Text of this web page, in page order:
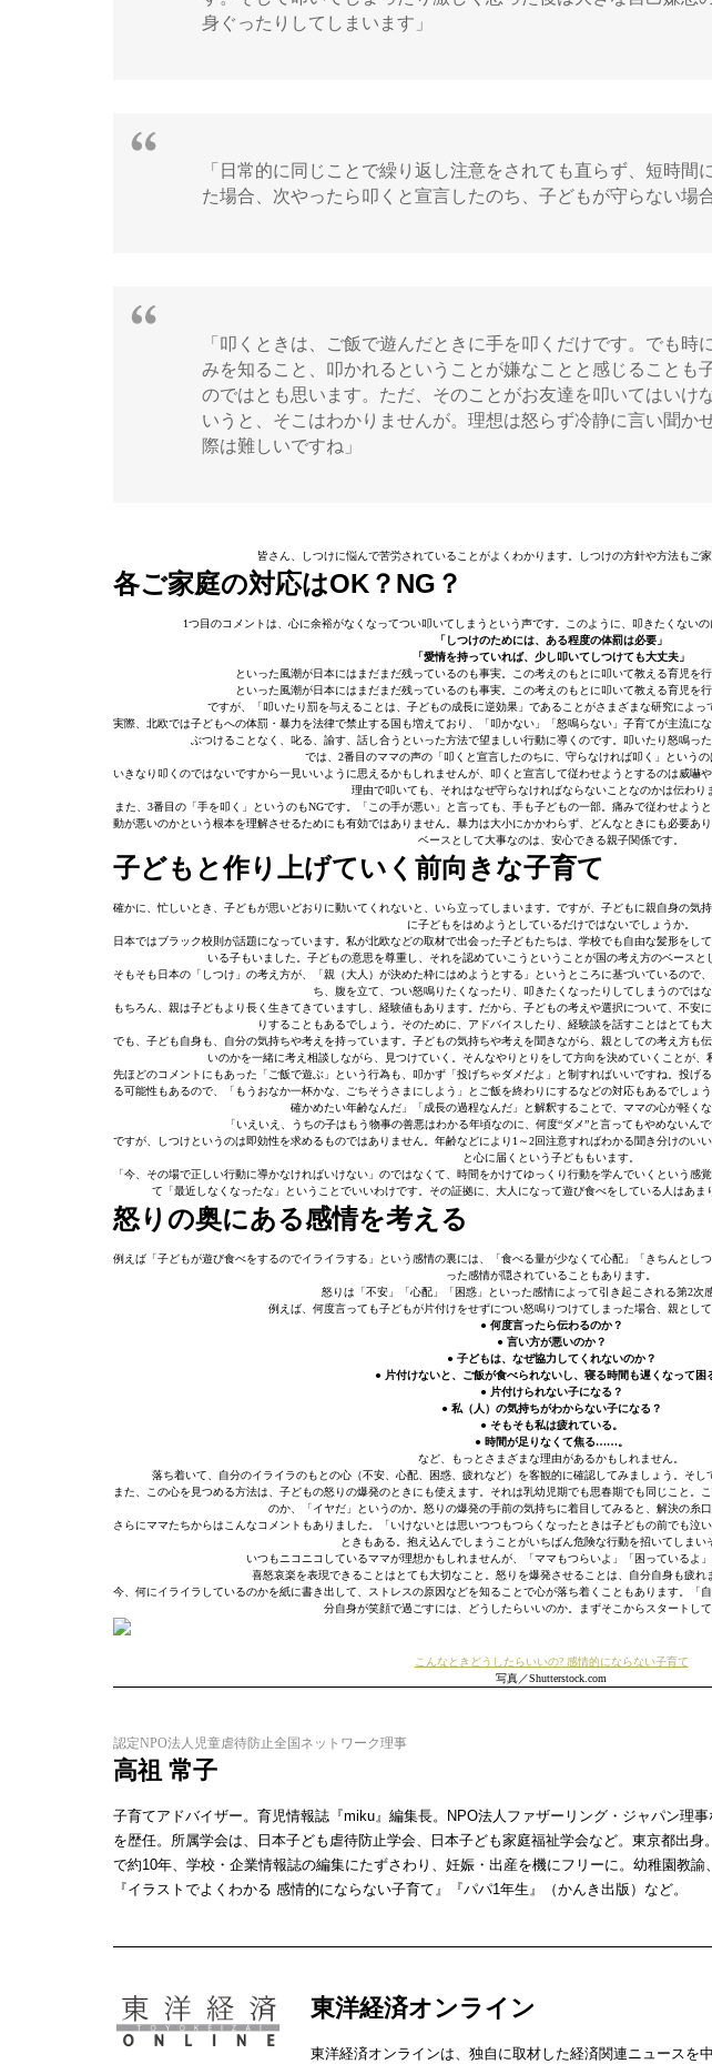
身ぐったりしてしまいます」
「日常的に同じことで繰り返し注意をされても直らず、短時間
た場合、次やったら叩くと宣言したのち、子どもが守らない場
「叩くときは、ご飯で遊んだときに手を叩くだけです。でも時
みを知ること、叩かれるということが嫌なことと感じることも
のではとも思います。ただ、そのことがお友達を叩いてはいけ
いうと、そこはわかりませんが。理想は怒らず冷静に言い聞か
際は難しいですね」
皆さん、しつけに悩んで苦労されていることがよくわかります。しつけの方針や方法もご
各ご家庭の対応はOK？NG？
1つ目のコメントは、心に余裕がなくなってつい叩いてしまうという声です。このように、叩きたくない
「しつけのためには、ある程度の体罰は必要」
「愛情を持っていれば、少し叩いてしつけても大丈夫」
といった風潮が日本にはまだまだ残っているのも事実。この考えのもとに叩いて教える育児を
といった風潮が日本にはまだまだ残っているのも事実。この考えのもとに叩いて教える育児を
ですが、「叩いたり罰を与えることは、子どもの成長に逆効果」であることがさまざまな研究によっ
実際、北欧では子どもへの体罰・暴力を法律で禁止する国も増えており、「叩かない」「怒鳴らない」子育てが主流に
ぶつけることなく、叱る、諭す、話し合うといった方法で望ましい行動に導くのです。叩いたり怒鳴っ
では、2番目のママの声の「叩くと宣言したのちに、守らなければ叩く」というの
いきなり叩くのではないですから一見いいように思えるかもしれませんが、叩くと宣言して従わせようとするのは威嚇
理由で叩いても、それはなぜ守らなければならないことなのかは伝わり
また、3番目の「手を叩く」というのもNGです。「この手が悪い」と言っても、手も子どもの一部。痛みで従わせよう
動が悪いのかという根本を理解させるためにも有効ではありません。暴力は大小にかかわらず、どんなときにも必要あ
ベースとして大事なのは、安心できる親子関係です。
子どもと作り上げていく前向きな子育て
確かに、忙しいとき、子どもが思いどおりに動いてくれないと、いら立ってしまいます。ですが、子どもに親自身の気
に子どもをはめようとしているだけではないでしょうか。
日本ではブラック校則が話題になっています。私が北欧などの取材で出会った子どもたちは、学校でも自由な髪形をし
いる子もいました。子どもの意思を尊重し、それを認めていこうということが国の考え方のベースと
そもそも日本の「しつけ」の考え方が、「親（大人）が決めた枠にはめようとする」というところに基づいているので
ち、腹を立て、つい怒鳴りたくなったり、叩きたくなったりしてしまうのではな
もちろん、親は子どもより長く生きてきていますし、経験値もあります。だから、子どもの考えや選択について、不安
りすることもあるでしょう。そのために、アドバイスしたり、経験談を話すことはとても
でも、子ども自身も、自分の気持ちや考えを持っています。子どもの気持ちや考えを聞きながら、親としての考え方も
いのかを一緒に考え相談しながら、見つけていく。そんなやりとりをして方向を決めていくことが、
先ほどのコメントにもあった「ご飯で遊ぶ」という行為も、叩かず「投げちゃダメだよ」と制すればいいですね。投げ
る可能性もあるので、「もうおなか一杯かな、ごちそうさまにしよう」とご飯を終わりにするなどの対応もあるでしょ
確かめたい年齢なんだ」「成長の過程なんだ」と解釈することで、ママの心が軽くな
「いえいえ、うちの子はもう物事の善悪はわかる年頃なのに、何度“ダメ”と言ってもやめないん
ですが、しつけというのは即効性を求めるものではありません。年齢などにより1～2回注意すればわかる聞き分けのい
と心に届くという子どももいます。
「今、その場で正しい行動に導かなければいけない」のではなくて、時間をかけてゆっくり行動を学んでいくという感
て「最近しなくなったな」ということでいいわけです。その証拠に、大人になって遊び食べをしている人はあま
怒りの奥にある感情を考える
例えば「子どもが遊び食べをするのでイライラする」という感情の裏には、「食べる量が少なくて心配」「きちんとし
った感情が隠されていることもあります。
怒りは「不安」「心配」「困惑」といった感情によって引き起こされる第2次
例えば、何度言っても子どもが片付けをせずについ怒鳴りつけてしまった場合、親として
● 何度言ったら伝わるのか？
● 言い方が悪いのか？
● 子どもは、なぜ協力してくれないのか？
● 片付けないと、ご飯が食べられないし、寝る時間も遅くなって困
● 片付けられない子になる？
● 私（人）の気持ちがわからない子になる？
● そもそも私は疲れている。
● 時間が足りなくて焦る……。
など、もっとさまざまな理由があるかもしれません。
落ち着いて、自分のイライラのもとの心（不安、心配、困惑、疲れなど）を客観的に確認してみましょう。そし
また、この心を見つめる方法は、子どもの怒りの爆発のときにも使えます。それは乳幼児期でも思春期でも同じこと。
のか、「イヤだ」というのか。怒りの爆発の手前の気持ちに着目してみると、解決の糸口
さらにママたちからはこんなコメントもありました。「いけないとは思いつつもつらくなったときは子どもの前でも泣
ときもある。抱え込んでしまうことがいちばん危険な行動を招いてしまい
いつもニコニコしているママが理想かもしれませんが、「ママもつらいよ」「困っているよ
喜怒哀楽を表現できることはとても大切なこと。怒りを爆発させることは、自分自身も疲れ
今、何にイライラしているのかを紙に書き出して、ストレスの原因などを知ることで心が落ち着くこともあります。「
分自身が笑顔で過ごすには、どうしたらいいのか。まずそこからスタートして
こんなときどうしたらいいの? 感情的にならない子育て
写真／Shutterstock.com
認定NPO法人児童虐待防止全国ネットワーク理事
高祖 常子
子育てアドバイザー。育児情報誌『miku』編集長。NPO法人ファザーリング・ジャパン理
を歴任。所属学会は、日本子ども虐待防止学会、日本子ども家庭福祉学会など。東京都出身
で約10年、学校・企業情報誌の編集にたずさわり、妊娠・出産を機にフリーに。幼稚園教
『イラストでよくわかる 感情的にならない子育て』『パパ1年生』（かんき出版）など。
東洋経済オンライン
東洋経済オンラインは、独自に取材した経済関連ニュースを